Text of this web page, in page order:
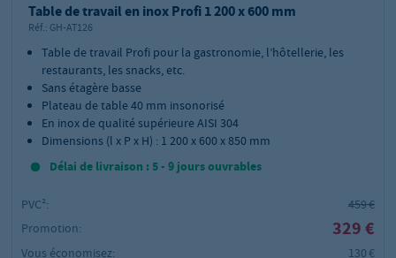
Table de travail en inox Profi 1 200 x 600 mm
Réf.: GH-AT126
Table de travail Profi pour la gastronomie, l’hôtellerie, les
restaurants, les snacks, etc.
Sans étagère basse
Plateau de table 40 mm insonorisé
En inox de qualité supérieure AISI 304
Dimensions (l x P x H) : 1 200 x 600 x 850 mm
Délai de livraison : 5 - 9 jours ouvrables
PVC²:
459 €
Promotion:
329 €
Vous économisez: 130 €